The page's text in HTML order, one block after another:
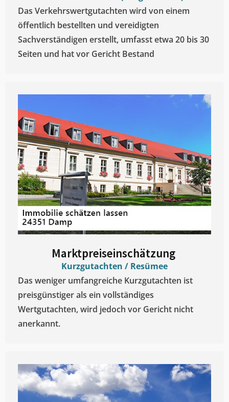
Das Verkehrswertgutachten wird von einem
öffentlich bestellten und vereidigten
Sachverständigen erstellt, umfasst etwa 20 bis 30
Seiten und hat vor Gericht Bestand
Marktpreiseinschätzung ​
Kurzgutachten / Resümee
Das weniger umfangreiche Kurzgutachten ist
preisgünstiger als ein vollständiges
Wertgutachten, wird jedoch vor Gericht nicht
anerkannt.